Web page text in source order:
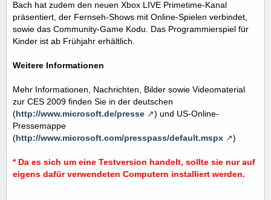
Bach hat zudem den neuen Xbox LIVE Primetime-Kanal
präsentiert, der Fernseh-Shows mit Online-Spielen verbindet,
sowie das Community-Game Kodu. Das Programmierspiel für
Kinder ist ab Frühjahr erhältlich.
Weitere Informationen
Mehr Informationen, Nachrichten, Bilder sowie Videomaterial
zur CES 2009 finden Sie in der deutschen
(http://www.microsoft.de/presse
) und US-Online-
Pressemappe
(http://www.microsoft.com/presspass/default.mspx )
* Da es sich um eine Testversion handelt, sollte sie nur auf
eigens dafür verwendeten Computern installiert werden.